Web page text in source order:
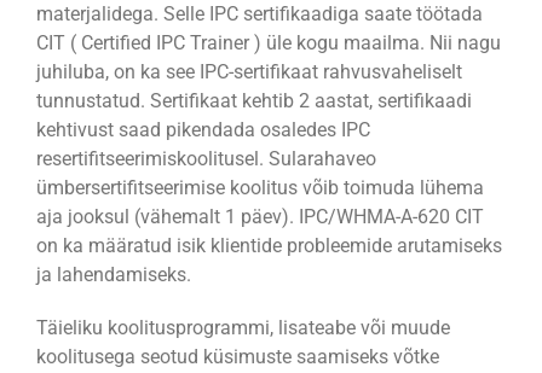
materjalidega. Selle IPC sertifikaadiga saate töötada
CIT ( Certified IPC Trainer ) üle kogu maailma. Nii nagu
juhiluba, on ka see IPC-sertifikaat rahvusvaheliselt
tunnustatud. Sertifikaat kehtib 2 aastat, sertifikaadi
kehtivust saad pikendada osaledes IPC
resertifitseerimiskoolitusel. Sularahaveo
ümbersertifitseerimise koolitus võib toimuda lühema
aja jooksul (vähemalt 1 päev). IPC/WHMA-A-620 CIT
on ka määratud isik klientide probleemide arutamiseks
ja lahendamiseks.
Täieliku koolitusprogrammi, lisateabe või muude
koolitusega seotud küsimuste saamiseks võtke